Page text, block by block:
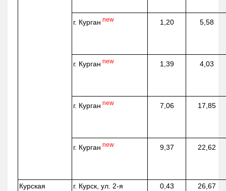
г. Курган new 1,20 5,58
г. Курган new 1,39 4,03
г. Курган new 7,06 17,85
г. Курган new 9,37 22,62
Курская
г. Курск, ул. 2-я
0,43 26,67